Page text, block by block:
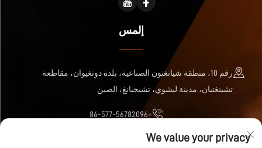
إلمس
رقم 10، منطقة شيانغتون الصناعية، بلدة دونغيوان، مقاطعة
تشينغتيان، مدينة ليشوي، تشيجيانغ، الصين
+86-577-56782096
[email protected]
We value your privacy